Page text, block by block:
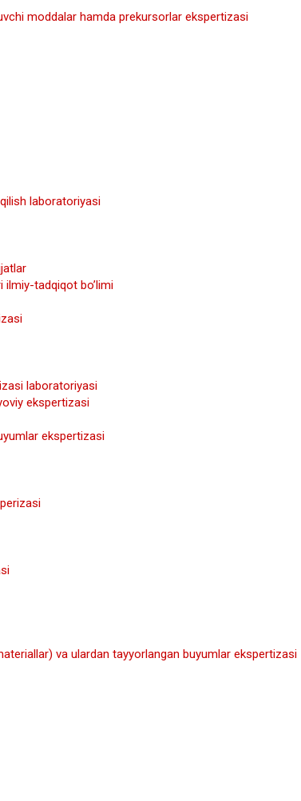
moddalar hamda prekursorlar ekspertizasi
laboratoriyasi
tadqiqot bo’limi
laboratoriyasi
ekspertizasi
ekspertizasi
va ulardan tayyorlangan buyumlar ekspertizasi